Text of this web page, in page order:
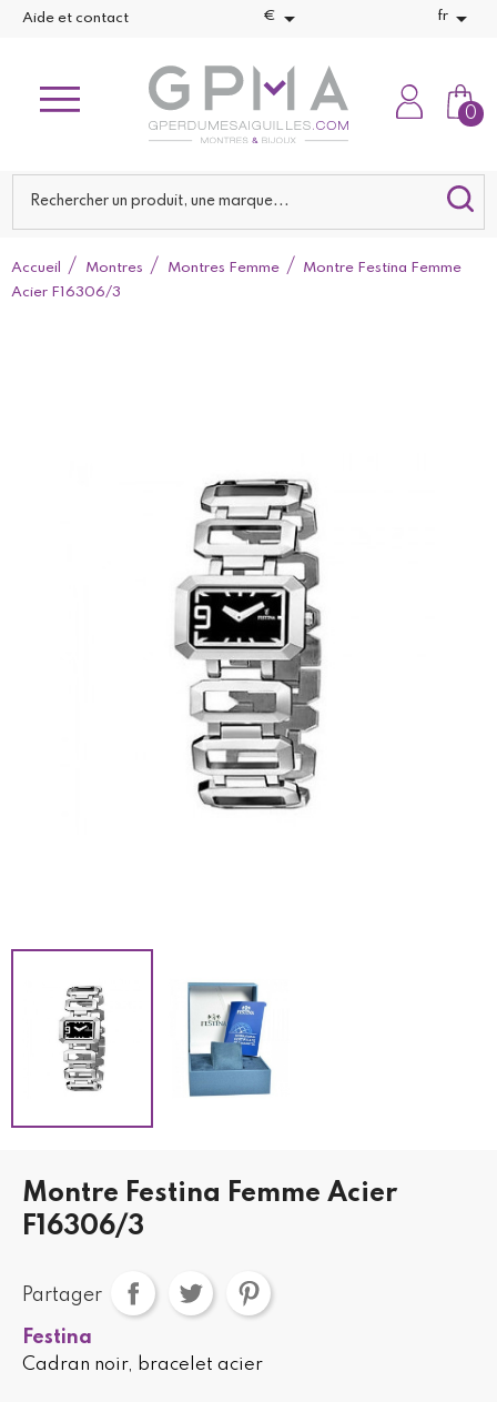
Aide et contact €  fr 
0
Accueil Montres Montres Femme
Montre Festina Femme
Acier F16306/3
Montre Festina Femme Acier
F16306/3
Partager
Festina
Cadran noir, bracelet acier